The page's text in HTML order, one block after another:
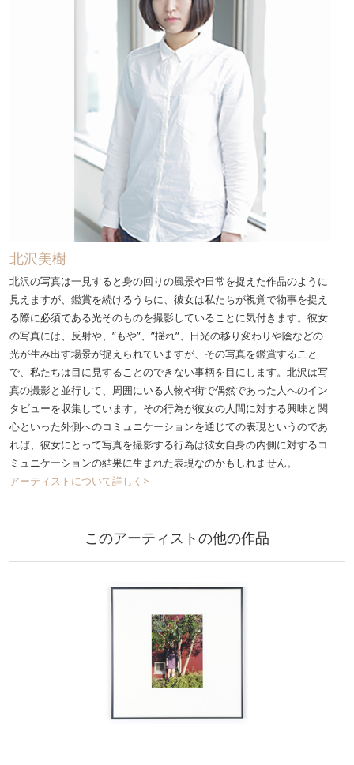
北沢美樹
北沢の写真は一見すると身の回りの風景や日常を捉えた作品のように
見えますが、鑑賞を続けるうちに、彼女は私たちが視覚で物事を捉え
る際に必須である光そのものを撮影していることに気付きます。彼女
の写真には、反射や、”もや”、”揺れ”、日光の移り変わりや陰などの
光が生み出す場景が捉えられていますが、その写真を鑑賞すること
で、私たちは目に見することのできない事柄を目にします。北沢は写
真の撮影と並行して、周囲にいる人物や街で偶然であった人へのイン
タビューを収集しています。その行為が彼女の人間に対する興味と関
心といった外側へのコミュニケーションを通じての表現というのであ
れば、彼女にとって写真を撮影する行為は彼女自身の内側に対するコ
ミュニケーションの結果に生まれた表現なのかもしれません。
アーティストについて詳しく>
このアーティストの他の作品